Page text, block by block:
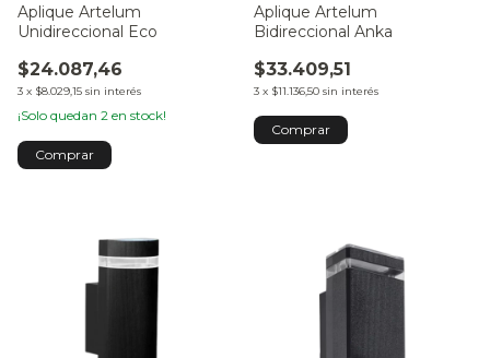
Aplique Artelum
Unidireccional Eco
$24.087,46
3 x $8.029,15 sin interés
¡Solo quedan 2 en stock!
Aplique Artelum
Bidireccional Anka
$33.409,51
3 x $11.136,50 sin interés